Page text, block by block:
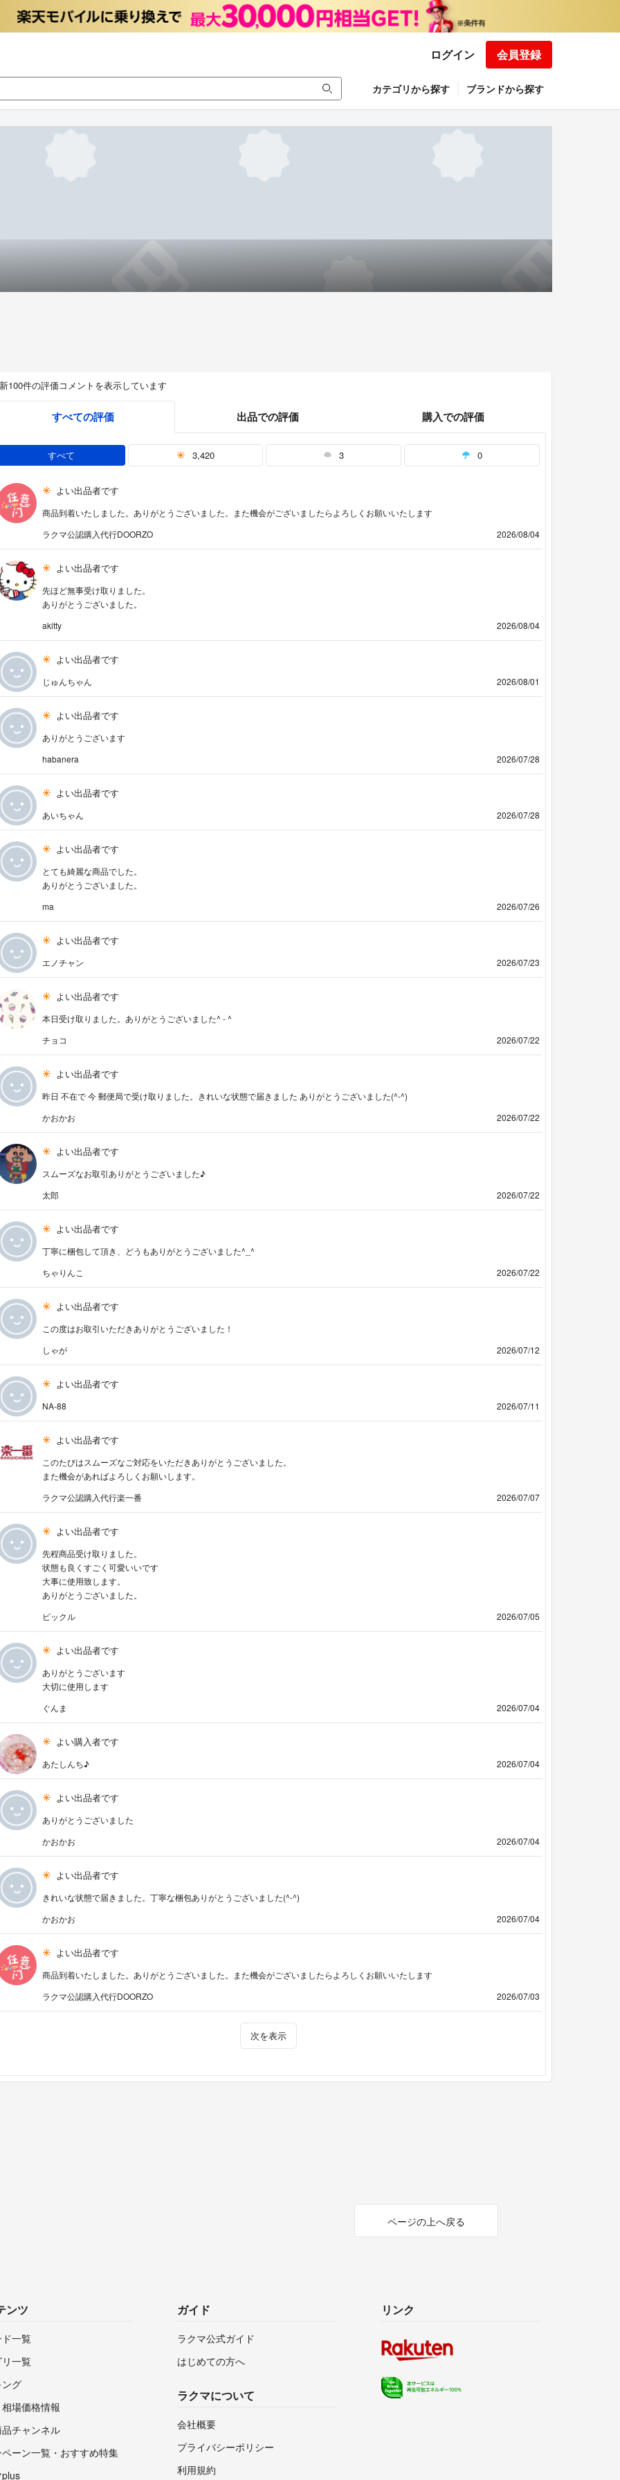
ログイン 会員登録
カテゴリから探す ブランドから探す
100件の評価コメントを表示しています
すべての評価 出品での評価 購入での評価
すべて 3,420 3 0
よい出品者です
商品到着いたしました。ありがとうございました。また機会がございましたらよろしくお願いいたします
ラクマ公認購入代行DOORZO
2026/08/04
よい出品者です
先ほど無事受け取りました。
ありがとうございました。
akitty
2026/08/04
よい出品者です
じゅんちゃん 2026/08/01
よい出品者です
ありがとうございます
habanera
2026/07/28
よい出品者です
あいちゃん 2026/07/28
よい出品者です
とても綺麗な商品でした。
ありがとうございました。
ma
2026/07/26
よい出品者です
エノチャン 2026/07/23
よい出品者です
本日受け取りました。ありがとうございました^ - ^
チョコ
2026/07/22
よい出品者です
昨日 不在で 今 郵便局で受け取りました。きれいな状態で届きました ありがとうございました(^-^)
かおかお
2026/07/22
よい出品者です
スムーズなお取引ありがとうございました♪
太郎
2026/07/22
よい出品者です
丁寧に梱包して頂き、どうもありがとうございました^_^
ちゃりんこ
2026/07/22
よい出品者です
この度はお取引いただきありがとうございました！
しゃが
2026/07/12
よい出品者です
NA-88 2026/07/11
よい出品者です
このたびはスムーズなご対応をいただきありがとうございました。
また機会があればよろしくお願いします。
ラクマ公認購入代行楽一番
2026/07/07
よい出品者です
先程商品受け取りました。
状態も良くすごく可愛いいです
大事に使用致します。
ありがとうございました。
ピックル
2026/07/05
よい出品者です
ありがとうございます
大切に使用します
ぐんま
2026/07/04
よい購入者です
あたしんち♪ 2026/07/04
よい出品者です
ありがとうございました
かおかお
2026/07/04
よい出品者です
きれいな状態で届きました。丁寧な梱包ありがとうございました(^-^)
かおかお
2026/07/04
よい出品者です
商品到着いたしました。ありがとうございました。また機会がございましたらよろしくお願いいたします
ラクマ公認購入代行DOORZO
2026/07/03
次を表示
ページの上へ戻る
ンツ
一覧
一覧
グ
場価格情報
チャンネル
ーン一覧・おすすめ特集
ガイド
ラクマ公式ガイド
はじめての方へ
ラクマについて
会社概要
プライバシーポリシー
利用規約
リンク